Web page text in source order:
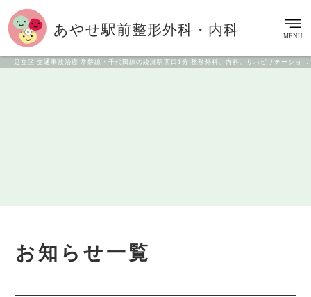
足立区 交通事故治療 常磐線・千代田線の綾瀬駅西口1分 整形外科、内科、リハビリテーション科
あやせ駅前整形外科・内科 MENU
お知らせ一覧